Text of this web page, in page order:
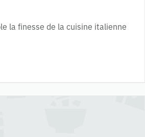
la finesse de la cuisine italienne